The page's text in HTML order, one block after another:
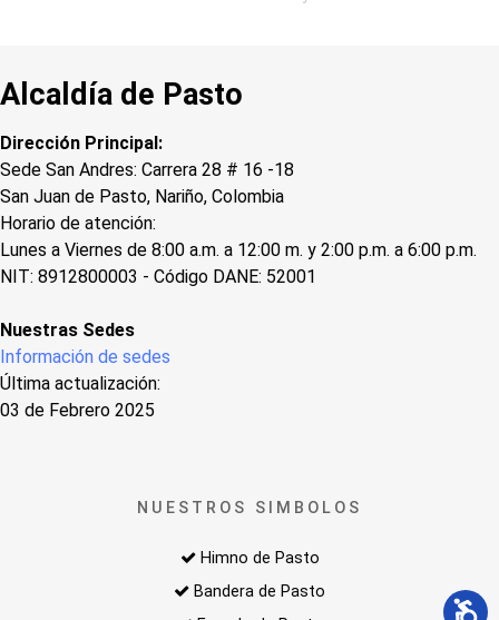
Alcaldía de Pasto
Dirección Principal:
Sede San Andres: Carrera 28 # 16 -18
San Juan de Pasto, Nariño, Colombia
Horario de atención:
Lunes a Viernes de 8:00 a.m. a 12:00 m. y 2:00 p.m. a 6:00 p.m.
NIT: 8912800003 - Código DANE: 52001
Nuestras Sedes
Información de sedes
Última actualización:
03 de Febrero 2025
NUESTROS SIMBOLOS
Himno de Pasto
Bandera de Pasto